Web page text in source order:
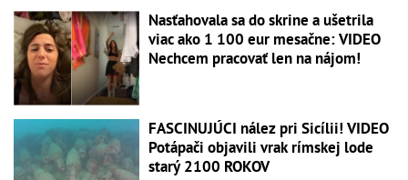
Nasťahovala sa do skrine a ušetrila
viac ako 1 100 eur mesačne: VIDEO
Nechcem pracovať len na nájom!
FASCINUJÚCI nález pri Sicílii! VIDEO
Potápači objavili vrak rímskej lode
starý 2100 ROKOV